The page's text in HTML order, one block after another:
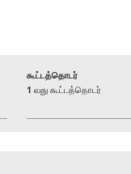
கூட்டத்தொடர்
1 வது கூட்டத்தொடர்